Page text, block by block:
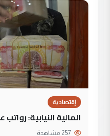
إقتصادية
المالية النيابية: رواتب عام 2026